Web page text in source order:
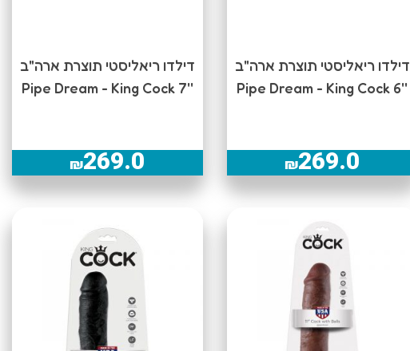
דילדו ריאליסטי תוצרת ארה"ב
''Pipe Dream - King Cock 6
₪269.0
דילדו ריאליסטי תוצרת ארה"ב
''Pipe Dream - King Cock 7
₪269.0